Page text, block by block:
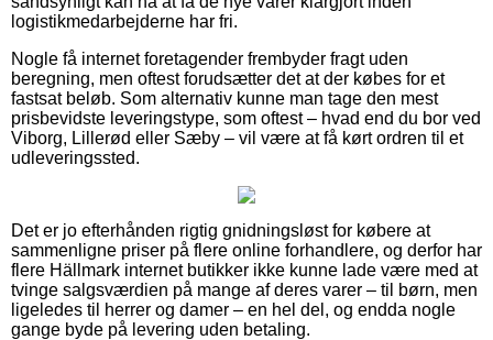
logistikmedarbejderne har fri.
Nogle få internet foretagender frembyder fragt uden
beregning, men oftest forudsætter det at der købes for et
fastsat beløb. Som alternativ kunne man tage den mest
prisbevidste leveringstype, som oftest – hvad end du bor ved
Viborg, Lillerød eller Sæby – vil være at få kørt ordren til et
udleveringssted.
Det er jo efterhånden rigtig gnidningsløst for købere at
sammenligne priser på flere online forhandlere, og derfor har
flere Hällmark internet butikker ikke kunne lade være med at
tvinge salgsværdien på mange af deres varer – til børn, men
ligeledes til herrer og damer – en hel del, og endda nogle
gange byde på levering uden betaling.